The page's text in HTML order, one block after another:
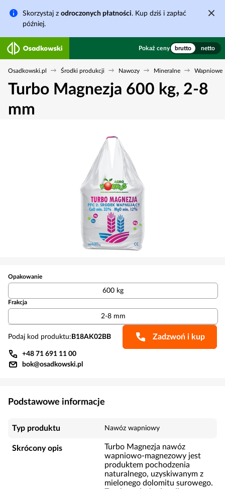
Skorzystaj z odroczonych płatności. Kup dziś i zapłać
później.
Pokaż ceny brutto netto
Osadkowski.pl Środki produkcji Nawozy Mineralne Wapniowe
Turbo Magnezja 600 kg, 2-8
mm
Opakowanie
600 kg
Frakcja
2-8 mm
Podaj kod produktu: B18AK02BB Zadzwoń i kup
+48 71 691 11 00
bok@osadkowski.pl
Podstawowe informacje
Typ produktu Nawóz wapniowy
Skrócony opis
Turbo Magnezja nawóz
wapniowo-magnezowy jest
produktem pochodzenia
naturalnego, uzyskiwanym z
mielonego dolomitu surowego.